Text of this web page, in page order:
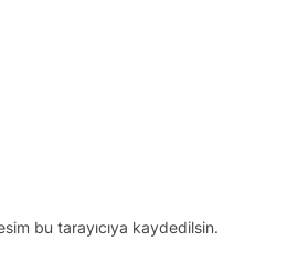
bu tarayıcıya kaydedilsin.